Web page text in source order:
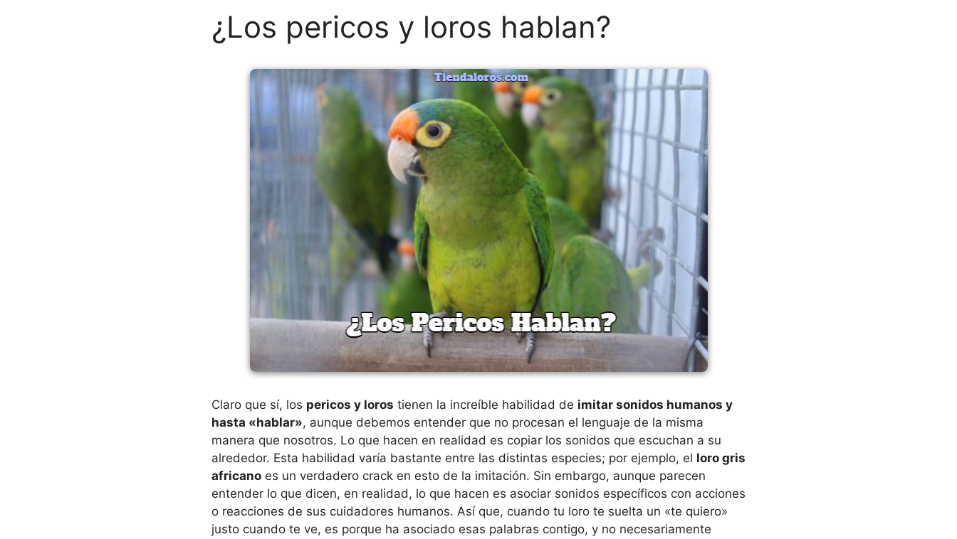
¿Los pericos y loros hablan?
Claro que sí, los pericos y loros tienen la increíble habilidad de imitar sonidos humanos y
hasta «hablar», aunque debemos entender que no procesan el lenguaje de la misma
manera que nosotros. Lo que hacen en realidad es copiar los sonidos que escuchan a su
alrededor. Esta habilidad varía bastante entre las distintas especies; por ejemplo, el loro gris
africano es un verdadero crack en esto de la imitación. Sin embargo, aunque parecen
entender lo que dicen, en realidad, lo que hacen es asociar sonidos específicos con acciones
o reacciones de sus cuidadores humanos. Así que, cuando tu loro te suelta un «te quiero»
justo cuando te ve, es porque ha asociado esas palabras contigo, y no necesariamente